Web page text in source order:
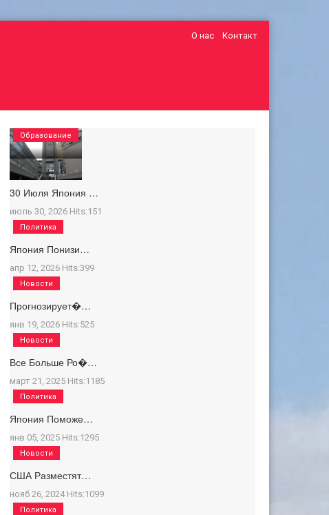
О нас Контакт
30 Июля Япония …
июль 30, 2026 Hits:151
Образование
Япония Понизи…
апр 12, 2026 Hits:399
Политика
Прогнозирует�…
янв 19, 2026 Hits:525
Новости
Все Больше Ро�…
март 21, 2025 Hits:1185
Новости
Япония Поможе…
янв 05, 2025 Hits:1295
Политика
США Разместят…
нояб 26, 2024 Hits:1099
Новости
Политика